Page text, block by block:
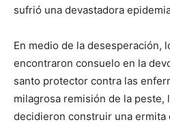
sufrió una devastadora
En medio de la desesperación,
encontraron consuelo en la
santo protector contra las
milagrosa remisión de la peste,
decidieron construir una ermita